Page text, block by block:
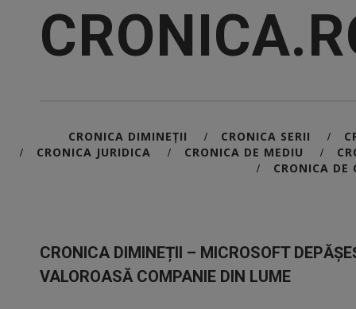
CRONICA DIMINEȚII / CRONICA SERII /
/ CRONICA JURIDICA / CRONICA DE MEDIU /
/ CRONICA DE
CRONICA DIMINEȚII – MICROSOFT
VALOROASĂ COMPANIE DIN LUME